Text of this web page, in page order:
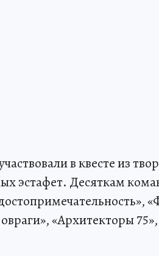
в квесте из
эстафет. Десяткам
«Архитекторы